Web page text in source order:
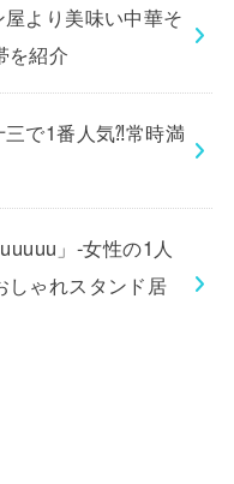
屋より美味い中華そ
を紹介
三で1番人気⁈常時満
」-女性の1人
しゃれスタンド居